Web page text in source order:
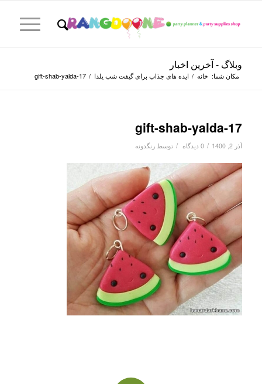
وبلاگ - آخرین اخبار
مکان شما: خانه / ایده های جذاب برای گیفت شب یلدا /
gift-shab-yalda-17
gift-shab-yalda-17
آذر 2, 1400 / 0 دیدگاه / توسط رنگدونه